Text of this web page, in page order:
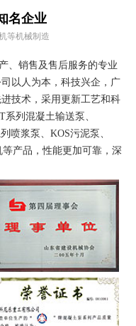
名企业
等机械制造
、销售及售后服务的专业
以人为本，科技兴企，广
技术，采用更新工艺和科
列混凝土输送泵、
喷浆泵、KOS污泥泵、
等产品，性能更加可靠，深